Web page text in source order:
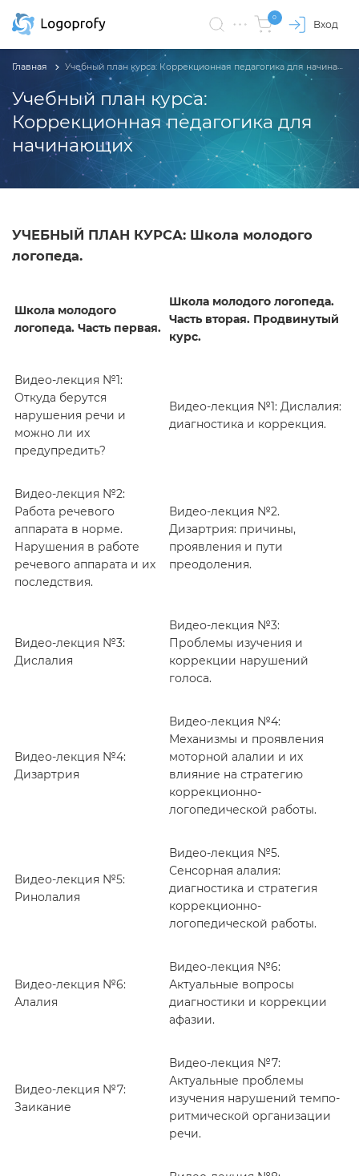
0
Вход
Учебный план курса:
Коррекционная педагогика для
начинающих
Главная Учебный план курса: Коррекционная педагогика для начинающих
УЧЕБНЫЙ ПЛАН КУРСА: Школа молодого
логопеда.
Школа молодого
логопеда. Часть первая.
Школа молодого логопеда.
Часть вторая. Продвинутый
курс.
Видео-лекция №1:
Откуда берутся
нарушения речи и
можно ли их
предупредить?
Видео-лекция №1: Дислалия:
диагностика и коррекция.
Видео-лекция №2:
Работа речевого
аппарата в норме.
Нарушения в работе
речевого аппарата и их
последствия.
Видео-лекция №2.
Дизартрия: причины,
проявления и пути
преодоления.
Видео-лекция №3:
Дислалия
Видео-лекция №3:
Проблемы изучения и
коррекции нарушений
голоса.
Видео-лекция №4:
Дизартрия
Видео-лекция №4:
Механизмы и проявления
моторной алалии и их
влияние на стратегию
коррекционно-
логопедической работы.
Видео-лекция №5:
Ринолалия
Видео-лекция №5.
Сенсорная алалия:
диагностика и стратегия
коррекционно-
логопедической работы.
Видео-лекция №6:
Алалия
Видео-лекция №6:
Актуальные вопросы
диагностики и коррекции
афазии.
Видео-лекция №7:
Заикание
Видео-лекция №7:
Актуальные проблемы
изучения нарушений темпо-
ритмической организации
речи.